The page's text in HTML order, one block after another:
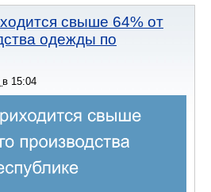
свыше 64% от
одежды по
в 15:04